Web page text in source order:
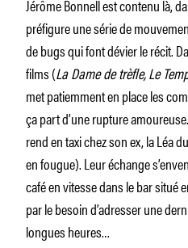
Jérôme Bonnell est contenu là,
préfigure une série de
de bugs qui font dévier le récit.
films (La Dame de trèfle,Le
met patiemment en place les
ça part d’une rupture
rend en taxi chez son ex, la Léa
en fougue). Leur échange
café en vitesse dans le bar situé
par le besoin d’adresser une
longues heures…